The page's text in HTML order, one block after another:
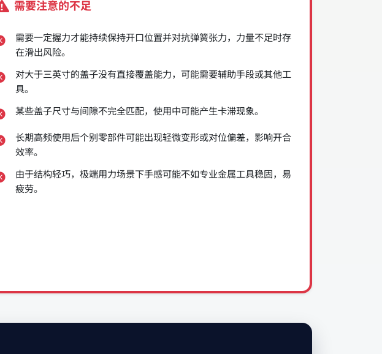
需要注意的不足
需要一定握力才能持续保持开口位置并对抗弹簧张力，力量不足时存
在滑出风险。
对大于三英寸的盖子没有直接覆盖能力，可能需要辅助手段或其他工
具。
某些盖子尺寸与间隙不完全匹配，使用中可能产生卡滞现象。
长期高频使用后个别零部件可能出现轻微变形或对位偏差，影响开合
效率。
由于结构轻巧，极端用力场景下手感可能不如专业金属工具稳固，易
疲劳。